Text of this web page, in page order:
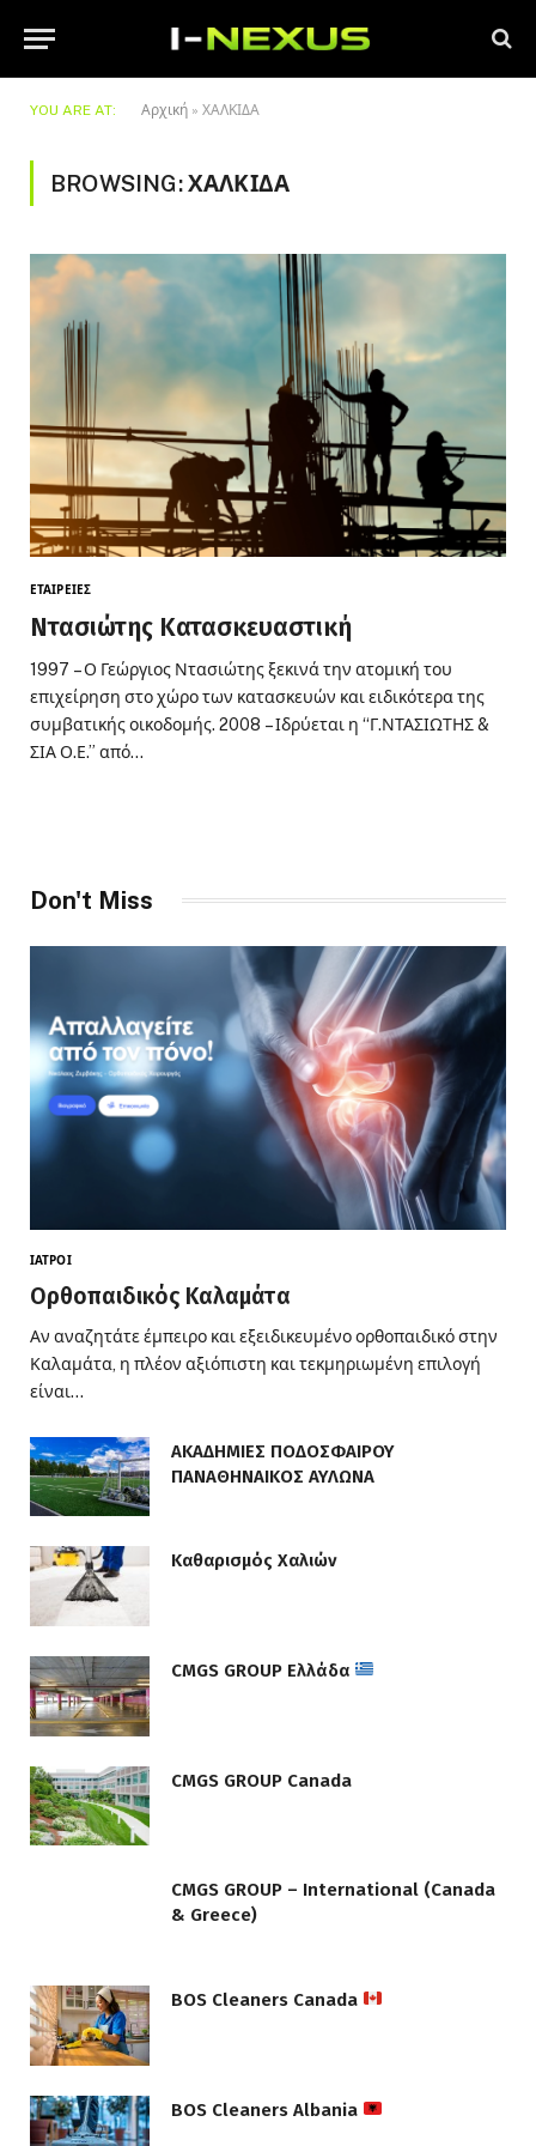
YOU ARE AT: Αρχική » ΧΑΛΚΙΔΑ
BROWSING:ΧΑΛΚΙΔΑ
ΕΤΑΙΡΕΊΕΣ
Ντασιώτης Κατασκευαστική
1997 – Ο Γεώργιος Ντασιώτης ξεκινά την ατομική του
επιχείρηση στο χώρο των κατασκευών και ειδικότερα της
συμβατικής οικοδομής. 2008 – Ιδρύεται η “Γ.ΝΤΑΣΙΩΤΗΣ &
ΣΙΑ Ο.Ε.” από…
Don't Miss
ΙΑΤΡΟΊ
Ορθοπαιδικός Καλαμάτα
Αν αναζητάτε έμπειρο και εξειδικευμένο ορθοπαιδικό στην
Καλαμάτα, η πλέον αξιόπιστη και τεκμηριωμένη επιλογή
είναι…
ΑΚΑΔΗΜΙΕΣ ΠΟΔΟΣΦΑΙΡΟΥ
ΠΑΝΑΘΗΝΑΙΚΟΣ ΑΥΛΩΝΑ
Καθαρισμός Χαλιών
CMGS GROUP Ελλάδα
CMGS GROUP Canada
CMGS GROUP – International (Canada
& Greece)
BOS Cleaners Canada
BOS Cleaners Albania